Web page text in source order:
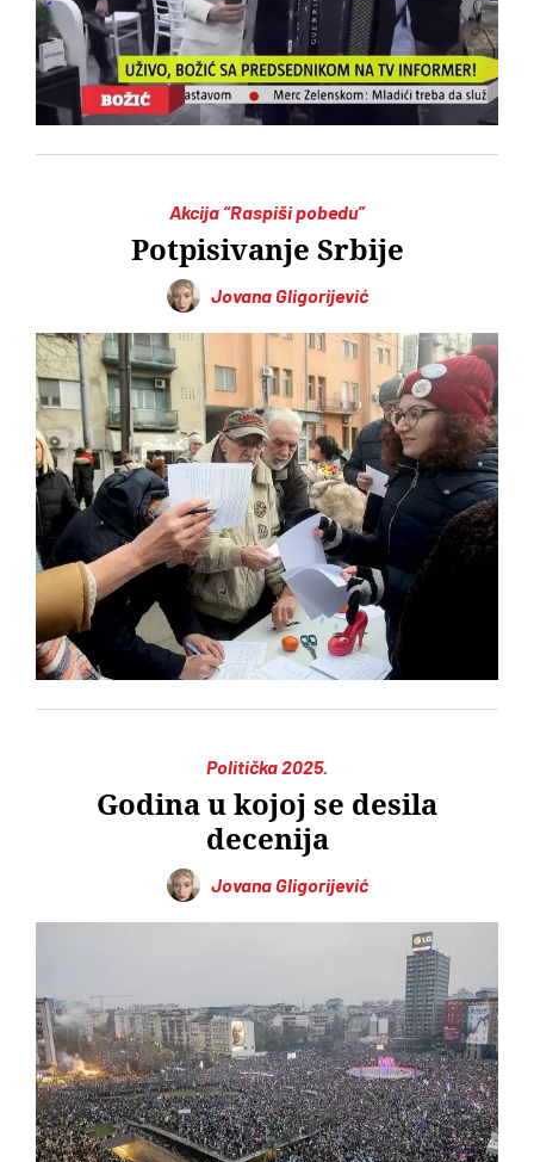
Akcija “Raspiši pobedu”
Potpisivanje Srbije
Jovana Gligorijević
Politička 2025.
Godina u kojoj se desila
decenija
Jovana Gligorijević